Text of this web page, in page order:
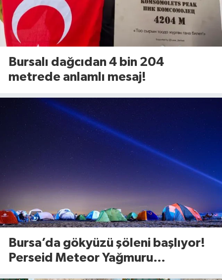
Bursalı dağcıdan 4 bin 204
metrede anlamlı mesaj!
Bursa’da gökyüzü şöleni başlıyor!
Perseid Meteor Yağmuru